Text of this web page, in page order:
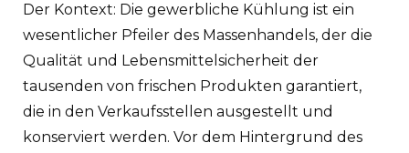
Der Kontext: Die gewerbliche Kühlung ist ein
wesentlicher Pfeiler des Massenhandels, der die
Qualität und Lebensmittelsicherheit der
tausenden von frischen Produkten garantiert,
die in den Verkaufsstellen ausgestellt und
konserviert werden. Vor dem Hintergrund des